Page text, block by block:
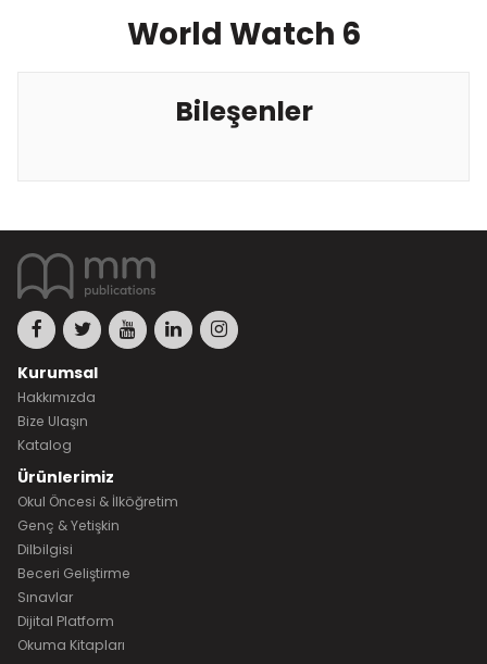
World Watch 6
Bileşenler
Kurumsal
Hakkımızda
Bize Ulaşın
Katalog
Ürünlerimiz
Okul Öncesi & İlköğretim
Genç & Yetişkin
Dilbilgisi
Beceri Geliştirme
Sınavlar
Dijital Platform
Okuma Kitapları